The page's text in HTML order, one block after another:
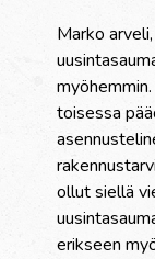
Marko
toisessa
ollut siellä
erikseen